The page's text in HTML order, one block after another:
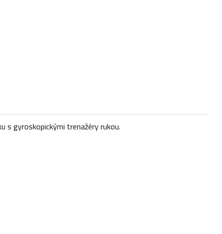
s gyroskopickými trenažéry rukou.